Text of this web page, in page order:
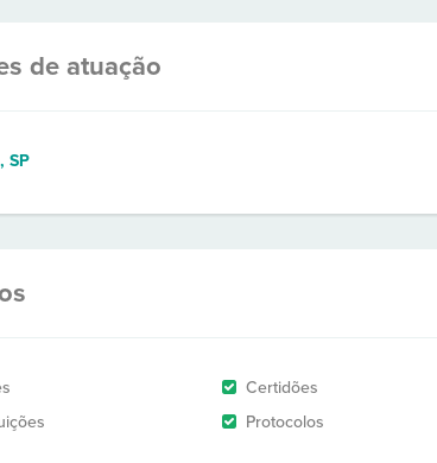
de atuação
SP
Certidões
Protocolos